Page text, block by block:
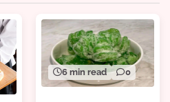
6 min read 0